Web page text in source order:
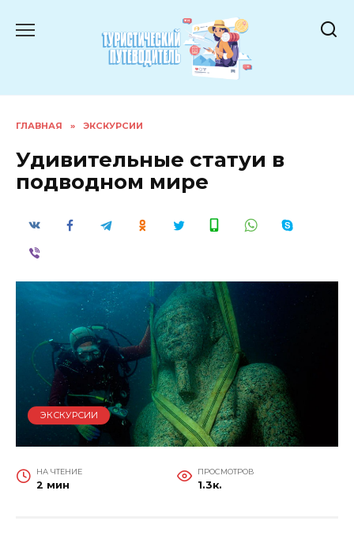
ГЛАВНАЯ » ЭКСКУРСИИ
Удивительные статуи в
подводном мире
ЭКСКУРСИИ
НА ЧТЕНИЕ
2 мин
ПРОСМОТРОВ
1.3к.